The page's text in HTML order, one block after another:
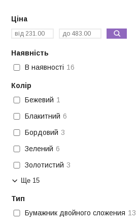
Ціна
Наявність
В наявності 16
Колір
Бежевий 1
Блакитний 6
Бордовий 3
Зелений 6
Золотистий 3
Ще 15
Тип
Бумажник двойного сложения 13